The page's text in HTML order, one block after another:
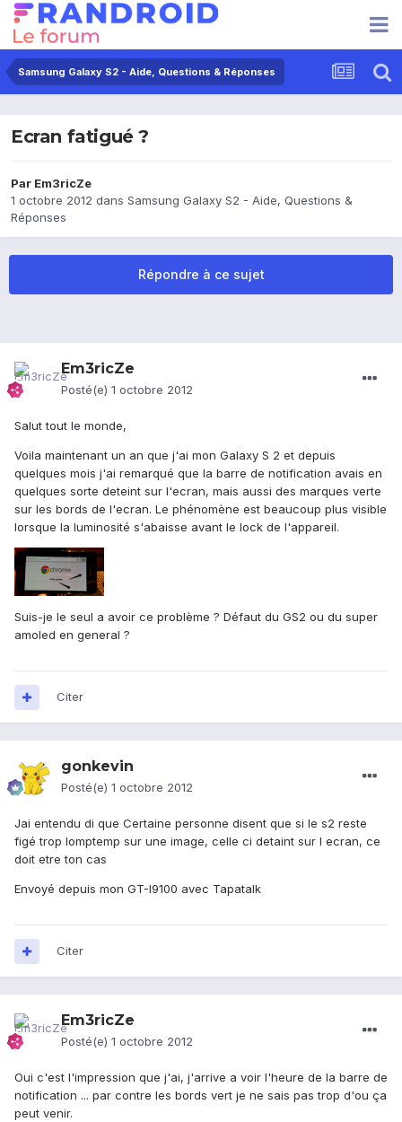
Samsung Galaxy S2 - Aide, Questions & Réponses
Ecran fatigué ?
Par Em3ricZe
1 octobre 2012 dans Samsung Galaxy S2 - Aide, Questions &
Réponses
Répondre à ce sujet
Em3ricZe
Posté(e) 1 octobre 2012
Salut tout le monde,
Voila maintenant un an que j'ai mon Galaxy S 2 et depuis
quelques mois j'ai remarqué que la barre de notification avais en
quelques sorte deteint sur l'ecran, mais aussi des marques verte
sur les bords de l'ecran. Le phénomène est beaucoup plus visible
lorsque la luminosité s'abaisse avant le lock de l'appareil.
Suis-je le seul a avoir ce problème ? Défaut du GS2 ou du super
amoled en general ?
Citer
gonkevin
Posté(e) 1 octobre 2012
Jai entendu di que Certaine personne disent que si le s2 reste
figé trop lomptemp sur une image, celle ci detaint sur l ecran, ce
doit etre ton cas
Envoyé depuis mon GT-I9100 avec Tapatalk
Citer
Em3ricZe
Posté(e) 1 octobre 2012
Oui c'est l'impression que j'ai, j'arrive a voir l'heure de la barre de
notification ... par contre les bords vert je ne sais pas trop d'ou ça
peut venir.